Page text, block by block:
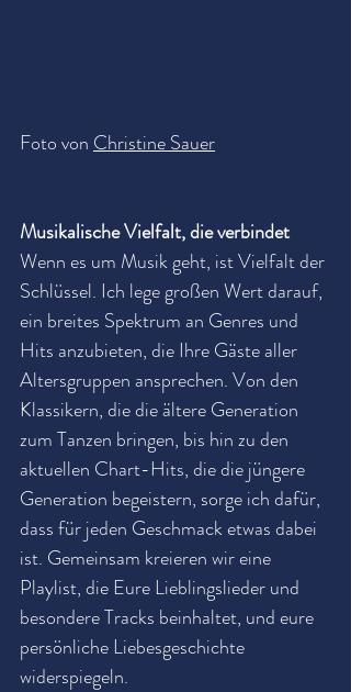
Foto von Christine Sauer
Musikalische Vielfalt, die verbindet
Wenn es um Musik geht, ist Vielfalt der
Schlüssel. Ich lege großen Wert darauf,
ein breites Spektrum an Genres und
Hits anzubieten, die Ihre Gäste aller
Altersgruppen ansprechen. Von den
Klassikern, die die ältere Generation
zum Tanzen bringen, bis hin zu den
aktuellen Chart-Hits, die die jüngere
Generation begeistern, sorge ich dafür,
dass für jeden Geschmack etwas dabei
ist. Gemeinsam kreieren wir eine
Playlist, die Eure Lieblingslieder und
besondere Tracks beinhaltet, und eure
persönliche Liebesgeschichte
widerspiegeln.